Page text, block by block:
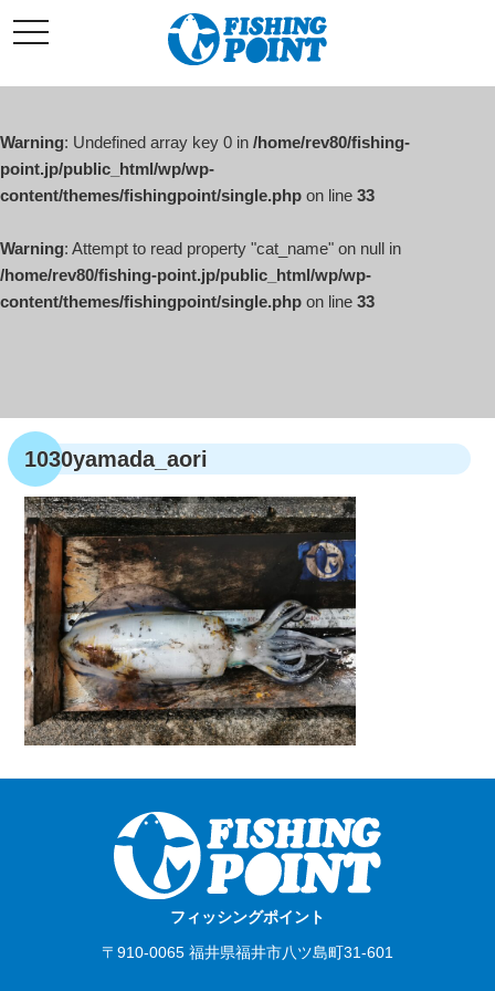
ン
ン
へ
ス
キ
プ
t
o
l
v
i
a
o
n
Warning: Undefined array key 0 in /home/rev80/fishing-
point.jp/public_html/wp/wp-
content/themes/fishingpoint/single.php on line 33
Warning: Attempt to read property "cat_name" on null in
/home/rev80/fishing-point.jp/public_html/wp/wp-
content/themes/fishingpoint/single.php on line 33
1030yamada_aori
フィッシングポイント
〒910-0065 福井県福井市八ツ島町31-601